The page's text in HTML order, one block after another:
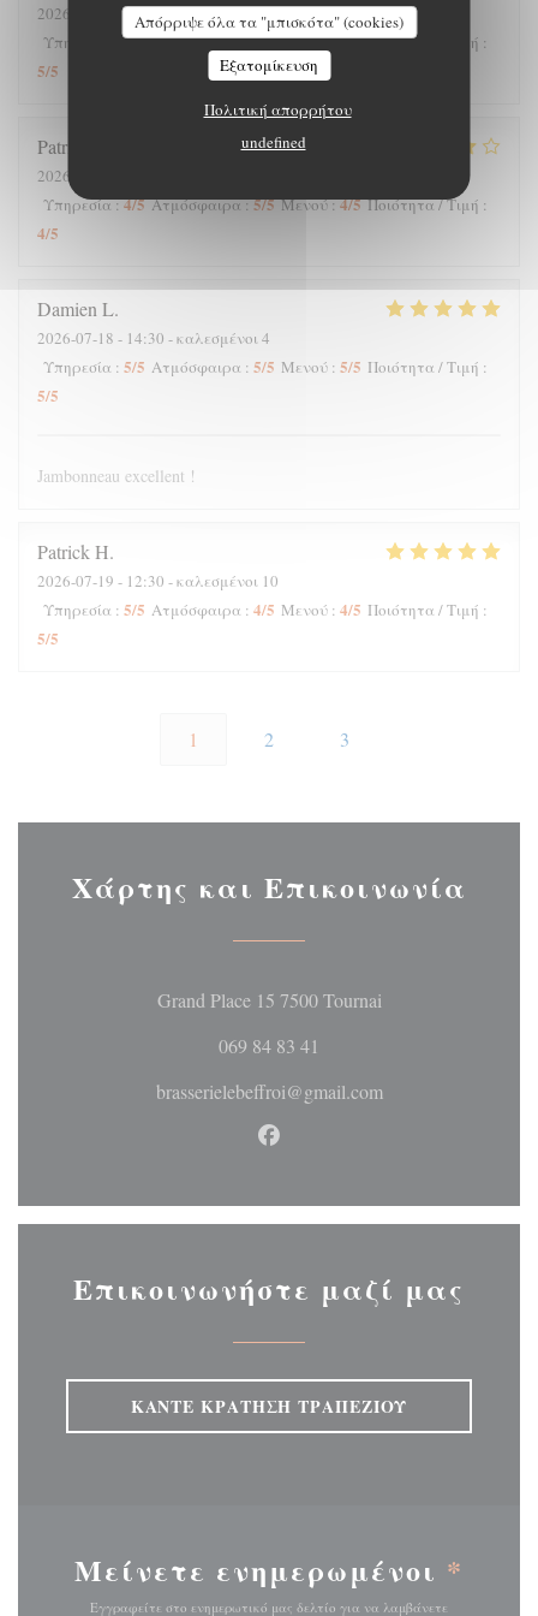
Απόρριψε όλα τα "μπισκότα" (cookies)
Εξατομίκευση
Πολιτική απορρήτου
undefined
2026-07-25
- 12:30 - καλεσμένοι 7
Υπηρεσία
5/5 Ατμόσφαιρα:5/5 Μενού:5/5 Ποιότητα / Τιμή :
5/5
Patrick
2026-07-23
Υπηρεσία:4/5 Ατμόσφαιρα:5/5 Μενού:4/5 Ποιότητα / Τιμή :
4/5
Damien L
2026-07-18 - 14:30 - καλεσμένοι 4
Υπηρεσία : 5/5 Ατμόσφαιρα : 5/5 Μενού : 5/5 Ποιότητα / Τιμή :
5/5
Jambonneau excellent !
Patrick H
2026-07-19 - 12:30 - καλεσμένοι 10
Υπηρεσία : 5/5 Ατμόσφαιρα : 4/5 Μενού : 4/5 Ποιότητα / Τιμή :
5/5
1 2 3
Χάρτης και Επικοινωνία
Grand Place 15 7500 Tournai((ανοίγει σε νέο
069 84 83 41
brasserielebeffroi@gmail.com
Facebook ((ανοίγει σε νέο
Επικοινωνήστε μαζί μας
ΚΆΝΤΕ ΚΡΆΤΗΣΗ ΤΡΑΠΕΖΙΟΎ
Μείνετε ενημερωμένοι *
Εγγραφείτε στο ενημερωτικό μας δελτίο για να λαμβάνετε